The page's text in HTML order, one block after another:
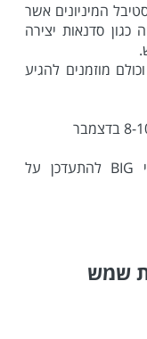
המיניונים אשר
כגון סדנאות יצירה
מוזמנים להגיע
הצטרפו עכשיו לדף הפייסבוק של מרכזי BIG להתעדכן על